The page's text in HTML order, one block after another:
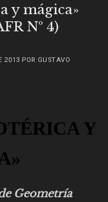
y mágica»
Nº 4)
2013 POR GUSTAVO
Y
Geometría